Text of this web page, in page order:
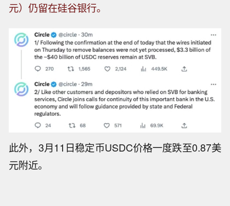
元）仍留在硅谷银行。
此外，3月11日稳定币USDC价格一度跌至0.87美
元附近。